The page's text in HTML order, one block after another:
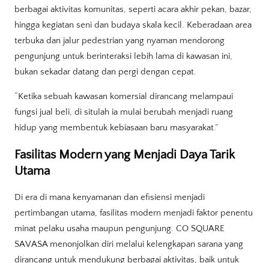
berbagai aktivitas komunitas, seperti acara akhir pekan, bazar,
hingga kegiatan seni dan budaya skala kecil. Keberadaan area
terbuka dan jalur pedestrian yang nyaman mendorong
pengunjung untuk berinteraksi lebih lama di kawasan ini,
bukan sekadar datang dan pergi dengan cepat.
“Ketika sebuah kawasan komersial dirancang melampaui
fungsi jual beli, di situlah ia mulai berubah menjadi ruang
hidup yang membentuk kebiasaan baru masyarakat.”
Fasilitas Modern yang Menjadi Daya Tarik
Utama
Di era di mana kenyamanan dan efisiensi menjadi
pertimbangan utama, fasilitas modern menjadi faktor penentu
minat pelaku usaha maupun pengunjung. CO SQUARE
SAVASA menonjolkan diri melalui kelengkapan sarana yang
dirancang untuk mendukung berbagai aktivitas, baik untuk